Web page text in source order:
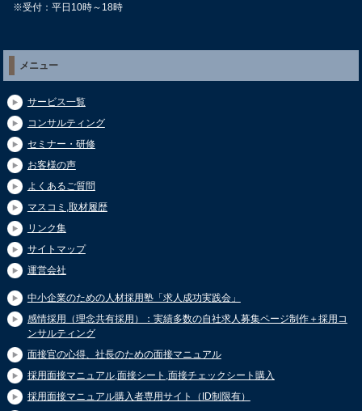
※受付：平日10時～18時
メニュー
サービス一覧
コンサルティング
セミナー・研修
お客様の声
よくあるご質問
マスコミ,取材履歴
リンク集
サイトマップ
運営会社
中小企業のための人材採用塾「求人成功実践会」
感情採用（理念共有採用）：実績多数の自社求人募集ページ制作＋採用コ
ンサルティング
面接官の心得、社長のための面接マニュアル
採用面接マニュアル,面接シート,面接チェックシート購入
採用面接マニュアル購入者専用サイト（ID制限有）